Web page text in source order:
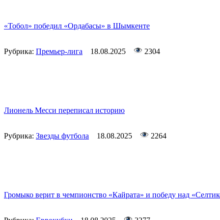
«Тобол» победил «Ордабасы» в Шымкенте
Рубрика: Премьер-лига 18.08.2025 2304
Лионель Месси переписал историю
Рубрика: Звезды футбола 18.08.2025 2264
Громыко верит в чемпионство «Кайрата» и победу над